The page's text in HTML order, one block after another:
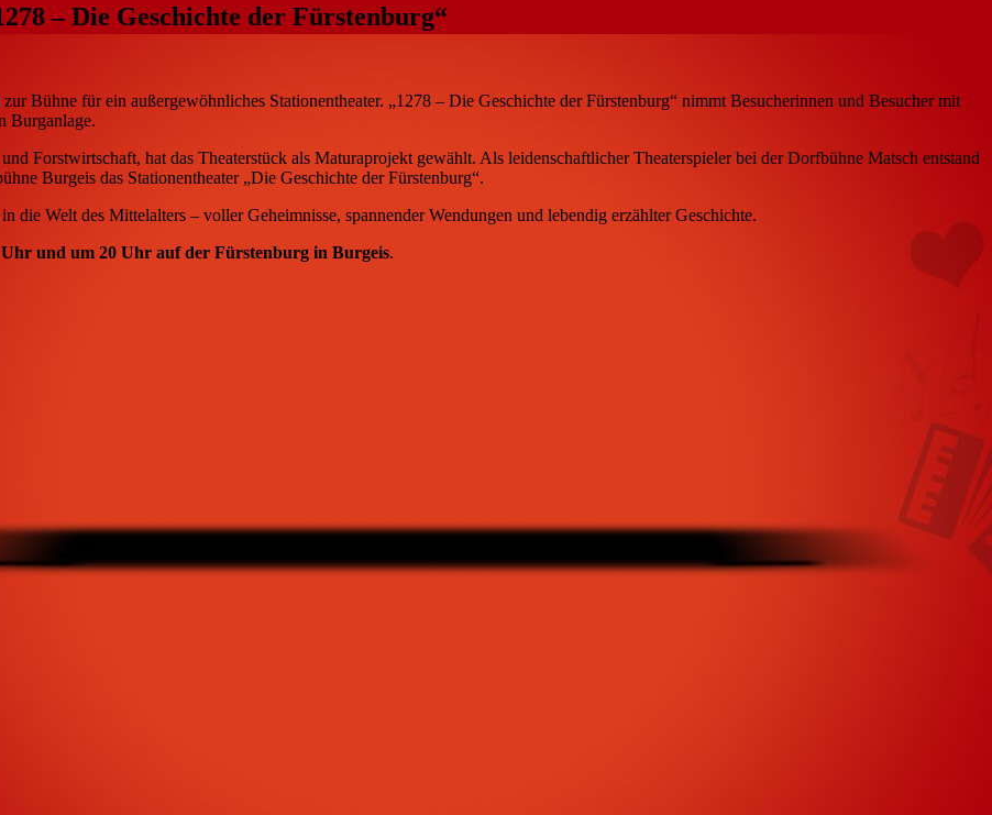
– Die Geschichte der Fürstenburg“
Bühne für ein außergewöhnliches Stationentheater. „1278 – Die Geschichte der Fürstenburg“ nimmt Besucherinnen und Besucher mit
Burganlage.
Forstwirtschaft, hat das Theaterstück als Maturaprojekt gewählt. Als leidenschaftlicher Theaterspieler bei der Dorfbühne Matsch entstand
Burgeis das Stationentheater „Die Geschichte der Fürstenburg“.
die Welt des Mittelalters – voller Geheimnisse, spannender Wendungen und lebendig erzählter Geschichte.
und um 20 Uhr auf der Fürstenburg in Burgeis.